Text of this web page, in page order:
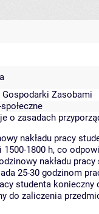
Gospodarki Zasobami
o zasadach
nakładu pracy
1800 h, co
nakładu
25-30 godzinom
studenta
do zaliczenia